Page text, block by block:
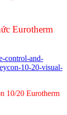
Eurotherm
control-and-
10-20-visual-
10/20 Eurotherm